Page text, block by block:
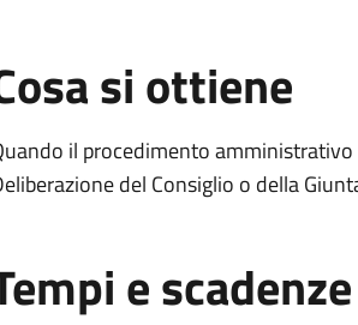
si ottiene
il procedimento
del Consiglio o della
e scadenze